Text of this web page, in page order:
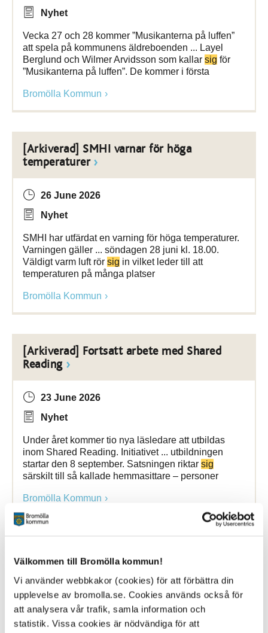
Välkommen till Bromölla kommun!
Vi använder webbkakor (cookies) för att förbättra din
upplevelse av bromolla.se. Cookies används också för
att analysera vår trafik, samla information och
statistik. Vissa cookies är nödvändiga för att
Nyhet
Vecka 27 och 28 kommer ”Musikanterna på luffen”
att spela på kommunens äldreboenden ... Layel
Berglund och Wilmer Arvidsson som kallar sig för
”Musikanterna på luffen”. De kommer i första
Bromölla Kommun
[Arkiverad] SMHI varnar för höga
temperaturer
26 June 2026
Nyhet
SMHI har utfärdat en varning för höga temperaturer.
Varningen gäller ... söndagen 28 juni kl. 18.00.
Väldigt varm luft rör sig in vilket leder till att
temperaturen på många platser
Bromölla Kommun
[Arkiverad] Fortsatt arbete med Shared
Reading
23 June 2026
Nyhet
Under året kommer tio nya läsledare att utbildas
inom Shared Reading. Initiativet ... utbildningen
startar den 8 september. Satsningen riktar sig
särskilt till så kallade hemmasittare – personer
Bromölla Kommun
Kulturhelg
22 June 2026
Nyhet